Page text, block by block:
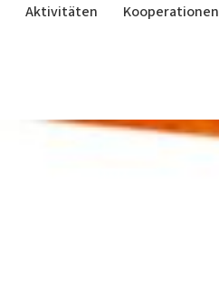
Aktivitäten Kooperationen